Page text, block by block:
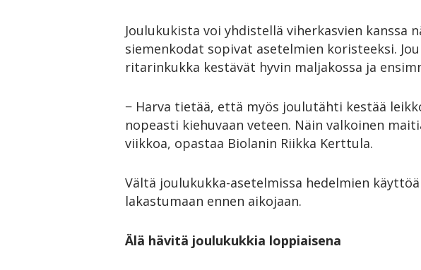
Joulukukista voi yhdistellä viherkasvien
siemenkodat sopivat asetelmien koristeeksi.
ritarinkukka kestävät hyvin maljakossa ja
− Harva tietää, että myös joulutähti kestää
nopeasti kiehuvaan veteen. Näin valkoinen
viikkoa, opastaa Biolanin Riikka Kerttula.
Vältä joulukukka-asetelmissa hedelmien
lakastumaan ennen aikojaan.
Älä hävitä joulukukkia loppiaisena